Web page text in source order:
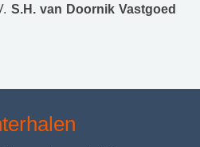
S.H. van Doornik Vastgoed